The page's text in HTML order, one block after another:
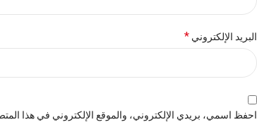
البريد الإلكتروني *
احفظ اسمي، بريدي الإلكتروني، والموقع الإلكتروني في هذا